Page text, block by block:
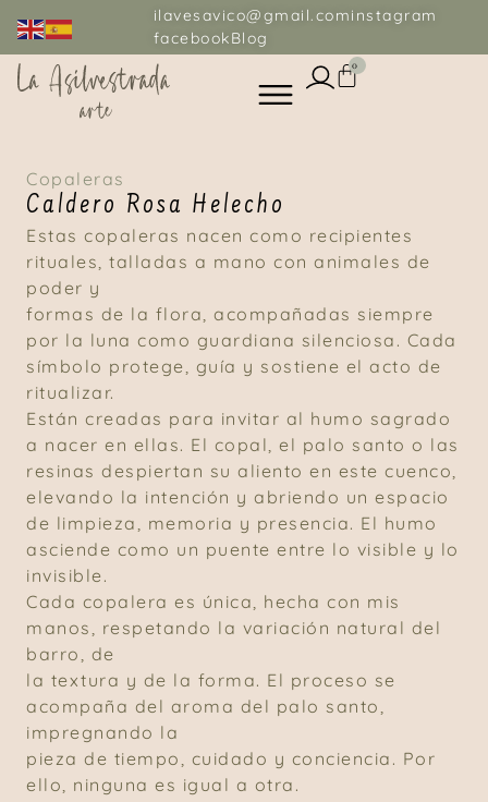
ilavesavico@gmail.cominstagram
facebookBlog
0
Copaleras
Caldero Rosa Helecho
Estas copaleras nacen como recipientes
rituales, talladas a mano con animales de
poder y
formas de la flora, acompañadas siempre
por la luna como guardiana silenciosa. Cada
símbolo protege, guía y sostiene el acto de
ritualizar.
Están creadas para invitar al humo sagrado
a nacer en ellas. El copal, el palo santo o las
resinas despiertan su aliento en este cuenco,
elevando la intención y abriendo un espacio
de limpieza, memoria y presencia. El humo
asciende como un puente entre lo visible y lo
invisible.
Cada copalera es única, hecha con mis
manos, respetando la variación natural del
barro, de
la textura y de la forma. El proceso se
acompaña del aroma del palo santo,
impregnando la
pieza de tiempo, cuidado y conciencia. Por
ello, ninguna es igual a otra.